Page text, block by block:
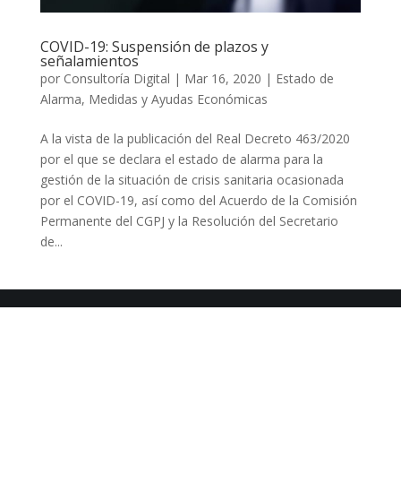
COVID-19: Suspensión de plazos y
señalamientos
por Consultoría Digital | Mar 16, 2020 | Estado de
Alarma, Medidas y Ayudas Económicas
A la vista de la publicación del Real Decreto 463/2020
por el que se declara el estado de alarma para la
gestión de la situación de crisis sanitaria ocasionada
por el COVID-19, así como del Acuerdo de la Comisión
Permanente del CGPJ y la Resolución del Secretario
de...